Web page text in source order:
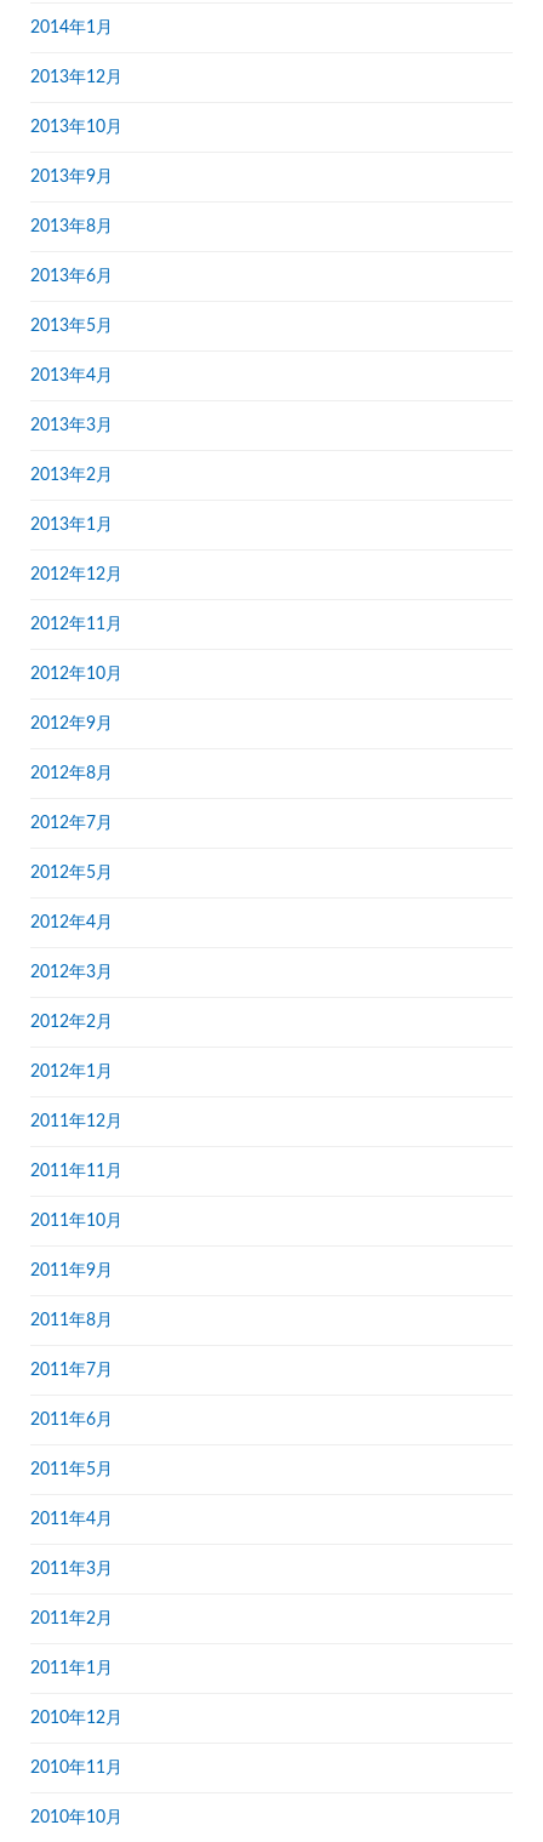
2014年1月
2013年12月
2013年10月
2013年9月
2013年8月
2013年6月
2013年5月
2013年4月
2013年3月
2013年2月
2013年1月
2012年12月
2012年11月
2012年10月
2012年9月
2012年8月
2012年7月
2012年5月
2012年4月
2012年3月
2012年2月
2012年1月
2011年12月
2011年11月
2011年10月
2011年9月
2011年8月
2011年7月
2011年6月
2011年5月
2011年4月
2011年3月
2011年2月
2011年1月
2010年12月
2010年11月
2010年10月